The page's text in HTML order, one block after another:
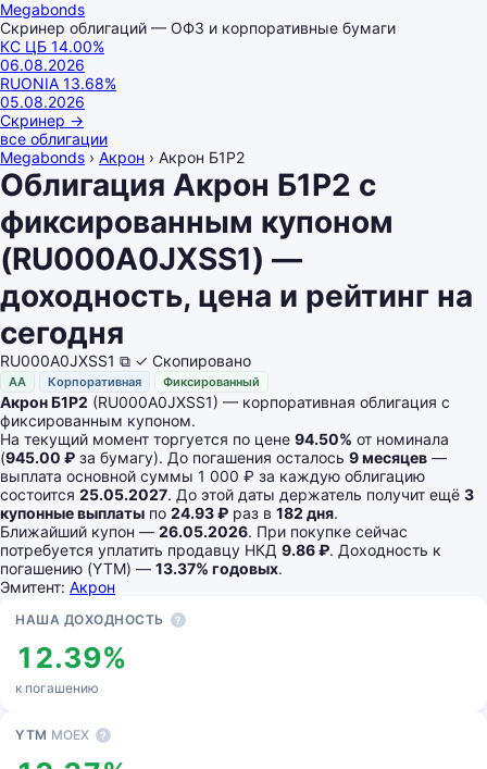
Megabonds
Скринер облигаций — ОФЗ и корпоративные бумаги
КС ЦБ 14.00%
06.08.2026
RUONIA 13.68%
05.08.2026
Скринер →
все облигации
Megabonds › Акрон › Акрон Б1P2
Облигация Акрон Б1P2 с
фиксированным купоном
(RU000A0JXSS1) —
доходность, цена и рейтинг на
сегодня
RU000A0JXSS1 ⧉ ✓ Скопировано
AA Корпоративная Фиксированный
Акрон Б1P2 (RU000A0JXSS1) — корпоративная облигация с
фиксированным купоном.
На текущий момент торгуется по цене 94.50% от номинала
(945.00 ₽ за бумагу). До погашения осталось 9 месяцев —
выплата основной суммы 1 000 ₽ за каждую облигацию
состоится 25.05.2027. До этой даты держатель получит ещё 3
купонные выплаты по 24.93 ₽ раз в 182 дня.
Ближайший купон — 26.05.2026. При покупке сейчас
потребуется уплатить продавцу НКД 9.86 ₽. Доходность к
погашению (YTM) — 13.37% годовых.
Эмитент: Акрон
Основные показатели
НАША ДОХОДНОСТЬ ?
12.39%
к погашению
YTM MOEX ?